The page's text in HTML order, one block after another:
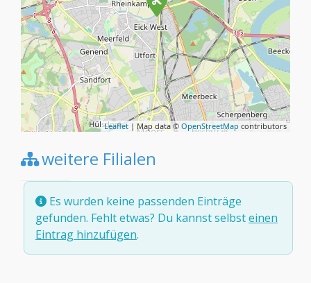
Leaflet | Map data © OpenStreetMap contributors
weitere Filialen
Es wurden keine passenden Einträge
gefunden. Fehlt etwas? Du kannst selbsteinen
Eintrag hinzufügen.